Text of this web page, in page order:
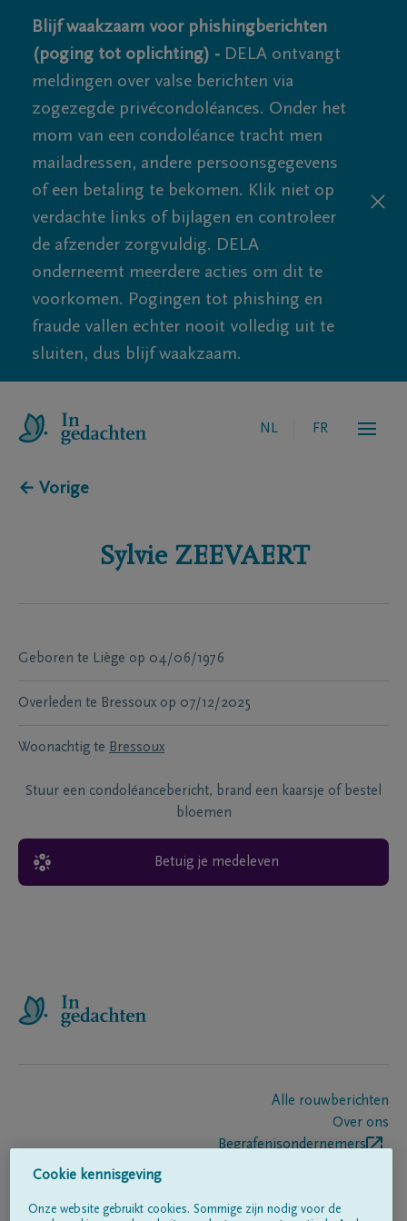
Blijf waakzaam voor phishingberichten
(poging tot oplichting) - DELA ontvangt
meldingen over valse berichten via
zogezegde privécondoléances. Onder het
mom van een condoléance tracht men
mailadressen, andere persoonsgegevens
of een betaling te bekomen. Klik niet op
verdachte links of bijlagen en controleer
de afzender zorgvuldig. DELA
onderneemt meerdere acties om dit te
voorkomen. Pogingen tot phishing en
fraude vallen echter nooit volledig uit te
sluiten, dus blijf waakzaam.
NL FR
← Vorige
Sylvie ZEEVAERT
Geboren te Liège op 04/06/1976
Overleden te Bressoux op 07/12/2025
Woonachtig te Bressoux
Stuur een condoléancebericht, brand een kaarsje of bestel
bloemen
Betuig je medeleven
Alle rouwberichten
Over ons
Begrafenisondernemers
Cookie kennisgeving
Onze website gebruikt cookies. Sommige zijn nodig voor de